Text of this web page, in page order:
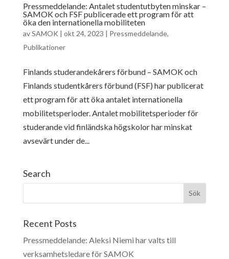
Pressmeddelande: Antalet studentutbyten minskar –
SAMOK och FSF publicerade ett program för att
öka den internationella mobiliteten
avSAMOK | okt 24, 2023 | Pressmeddelande,
Publikationer
Finlands studerandekårers förbund – SAMOK och
Finlands studentkårers förbund (FSF) har publicerat
ett program för att öka antalet internationella
mobilitetsperioder. Antalet mobilitetsperioder för
studerande vid finländska högskolor har minskat
avsevärt under de...
Search
Recent Posts
Pressmeddelande: Aleksi Niemi har valts till
verksamhetsledare för SAMOK